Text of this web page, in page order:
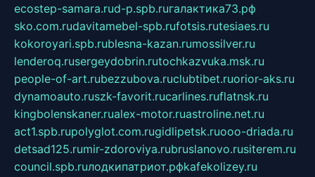
ecostep-samara.rud-p.spb.ruгалактика73.рф
sko.com.rudavitamebel-spb.rufotsis.rutesiaes.ru
kokoroyari.spb.rublesna-kazan.rumossilver.ru
lenderoq.rusergeydobrin.rutochkazvuka.msk.ru
people-of-art.rubezzubova.ruclubtibet.ruorior-aks.ru
dynamoauto.ruszk-favorit.rucarlines.ruflatnsk.ru
kingbolenskaner.rualex-motor.ruastroline.net.ru
act1.spb.rupolyglot.com.rugidlipetsk.ruooo-driada.ru
detsad125.rumir-zdoroviya.rubruslanovo.rusiterem.ru
council.spb.ruлодкипатриот.рфkafekolizey.ru